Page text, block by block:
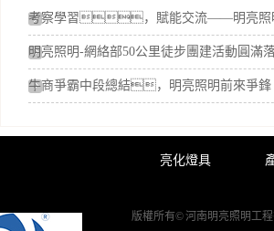
明亮照明-網絡部50公里徒步團建活動圓滿
牛商爭霸中段總結，明亮照明前來爭鋒
亮化燈具
版權所有© 河南明亮照明工程